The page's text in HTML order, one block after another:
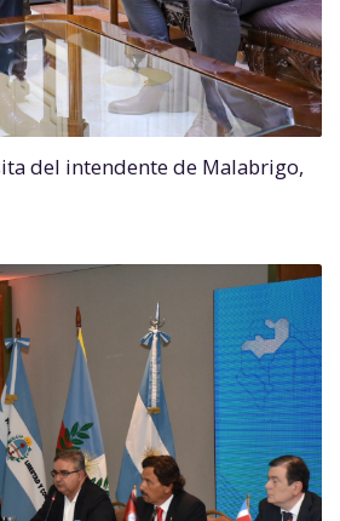
del intendente de Malabrigo,